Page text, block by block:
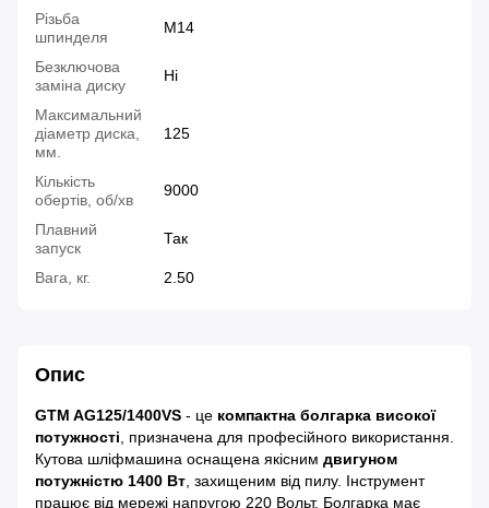
Різьба
шпинделя
M14
Безключова
заміна диску
Ні
Максимальний
діаметр диска,
мм.
125
Кількість
обертів, об/хв
9000
Плавний
запуск
Так
Вага, кг. 2.50
Опис
GTM AG125/1400VS - це компактна болгарка високої
потужності , призначена для професійного використання.
Кутова шліфмашина оснащена якісним двигуном
потужністю 1400 Вт , захищеним від пилу. Інструмент
працює від мережі напругою 220 Вольт. Болгарка має